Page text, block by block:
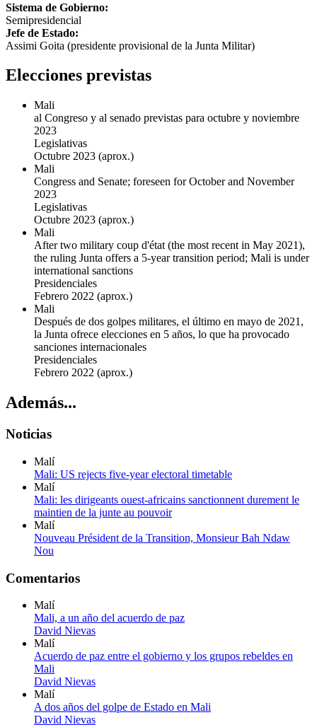
Sistema de Gobierno:
Semipresidencial
Jefe de Estado:
Assimi Goita (presidente provisional de la Junta Militar)
Elecciones previstas
Mali
al Congreso y al senado previstas para octubre y noviembre
2023
Legislativas
Octubre 2023 (aprox.)
Mali
Congress and Senate; foreseen for October and November
2023
Legislativas
Octubre 2023 (aprox.)
Mali
After two military coup d'état (the most recent in May 2021),
the ruling Junta offers a 5-year transition period; Mali is under
international sanctions
Presidenciales
Febrero 2022 (aprox.)
Mali
Después de dos golpes militares, el último en mayo de 2021,
la Junta ofrece elecciones en 5 años, lo que ha provocado
sanciones internacionales
Presidenciales
Febrero 2022 (aprox.)
Además...
Noticias
Malí
Mali: US rejects five-year electoral timetable
Malí
Mali: les dirigeants ouest-africains sanctionnent durement le
maintien de la junte au pouvoir
Malí
Nouveau Président de la Transition, Monsieur Bah Ndaw
Nou
Comentarios
Malí
Mali, a un año del acuerdo de paz
David Nievas
Malí
Acuerdo de paz entre el gobierno y los grupos rebeldes en
Mali
David Nievas
Malí
A dos años del golpe de Estado en Mali
David Nievas